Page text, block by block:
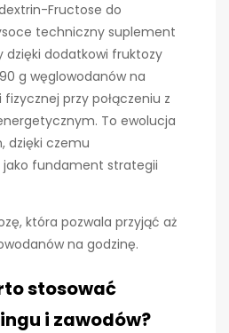
Fructose do
techniczny suplement
dzięki dodatkowi fruktozy
g węglowodanów na
przy połączeniu z
To ewolucja
dzięki czemu
jako fundament strategii
która pozwala przyjąć aż
na godzinę.
stosować
i zawodów?